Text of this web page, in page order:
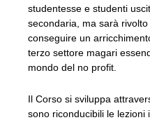
studentesse e studenti
secondaria, ma sarà
conseguire un
terzo settore magari
mondo del no profit.
Il Corso si sviluppa
sono riconducibili le